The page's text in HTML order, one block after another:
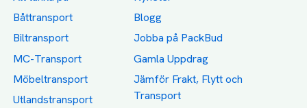
Båttransport
Biltransport
MC-Transport
Möbeltransport
Utlandstransport
Blogg
Jobba på PackBud
Gamla Uppdrag
Jämför Frakt, Flytt och
Transport